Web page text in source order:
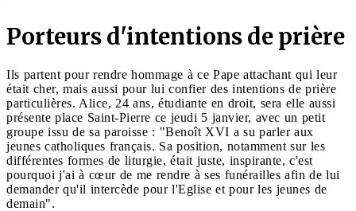
Porteurs d'intentions de prière
Ils partent pour rendre hommage à ce Pape attachant qui leur
était cher, mais aussi pour lui confier des intentions de prière
particulières. Alice, 24 ans, étudiante en droit, sera elle aussi
présente place Saint-Pierre ce jeudi 5 janvier, avec un petit
groupe issu de sa paroisse : "Benoît XVI a su parler aux
jeunes catholiques français. Sa position, notamment sur les
différentes formes de liturgie, était juste, inspirante, c'est
pourquoi j'ai à cœur de me rendre à ses funérailles afin de lui
demander qu'il intercède pour l'Eglise et pour les jeunes de
demain".